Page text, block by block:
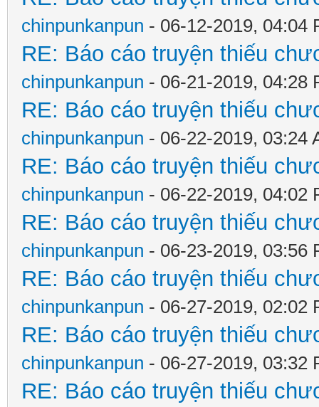
chinpunkanpun - 06-12-2019, 04:04
RE: Báo cáo truyện thiếu
chinpunkanpun - 06-21-2019, 04:28
RE: Báo cáo truyện thiếu
chinpunkanpun - 06-22-2019, 03:24
RE: Báo cáo truyện thiếu
chinpunkanpun - 06-22-2019, 04:02
RE: Báo cáo truyện thiếu
chinpunkanpun - 06-23-2019, 03:56
RE: Báo cáo truyện thiếu
chinpunkanpun - 06-27-2019, 02:02
RE: Báo cáo truyện thiếu
chinpunkanpun - 06-27-2019, 03:32
RE: Báo cáo truyện thiếu